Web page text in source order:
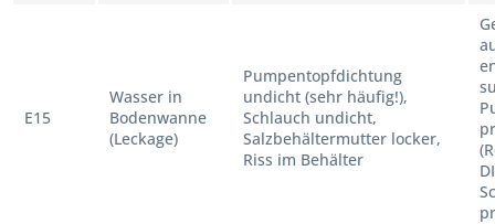
E15
Wasser in
Bodenwanne
(Leckage)
Pumpentopfdichtung
undicht (sehr häufig!),
Schlauch undicht,
Salzbehältermutter locker,
Riss im Behälter